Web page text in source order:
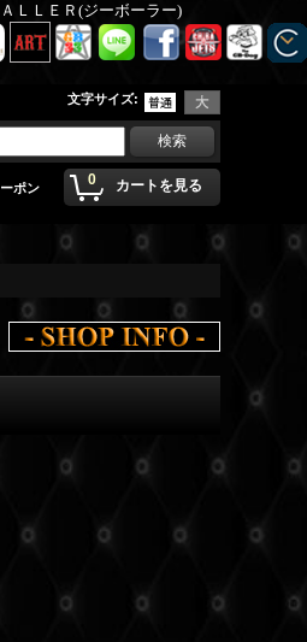
ＬＬＥＲ(ジーボーラー)
文字サイズ:
0 カートを見る
ポン